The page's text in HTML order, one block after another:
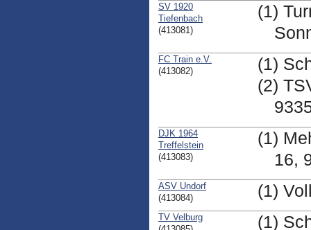
SV 1920
Tiefenbach
(413081)
(1)
FC Train e.V.
(413082)
(1)
(2)
DJK 1964
Treffelstein
(413083)
(1)
16,
ASV Undorf
(413084)
(1)
TV Velburg
(1)